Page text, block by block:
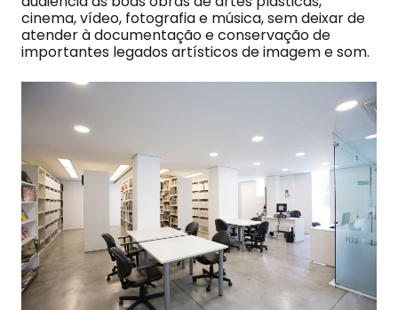
cinema, vídeo, fotografia e música, sem deixar de
atender à documentação e conservação de
importantes legados artísticos de imagem e som.